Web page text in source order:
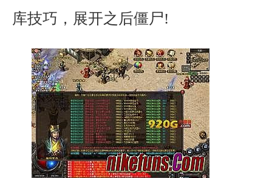
库技巧，展开之后僵尸!